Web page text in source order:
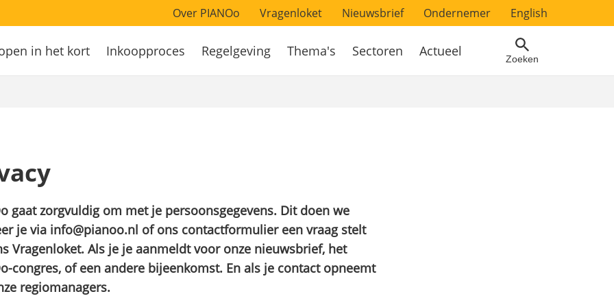
Over PIANOo Vragenloket Nieuwsbrief Ondernemer English
in het kort Inkoopproces Regelgeving Thema's Sectoren Actueel Zoeken
gaat zorgvuldig om met je persoonsgegevens. Dit doen we
je via info@pianoo.nl of ons contactformulier een vraag stelt
Vragenloket. Als je je aanmeldt voor onze nieuwsbrief, het
congres, of een andere bijeenkomst. En als je contact opneemt
regiomanagers.